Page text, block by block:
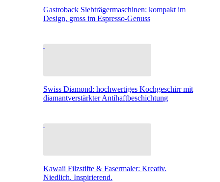
Gastroback Siebträgermaschinen: kompakt im
Design, gross im Espresso-Genuss
Swiss Diamond: hochwertiges Kochgeschirr mit
diamantverstärkter Antihaftbeschichtung
Kawaii Filzstifte & Fasermaler: Kreativ.
Niedlich. Inspirierend.